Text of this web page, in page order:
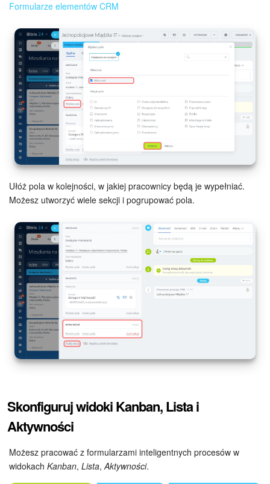
Formularze elementów CRM
Ułóż pola w kolejności, w jakiej pracownicy będą je wypełniać.
Możesz utworzyć wiele sekcji i pogrupować pola.
Skonfiguruj widoki Kanban, Lista i
Aktywności
Możesz pracować z formularzami inteligentnych procesów w
widokach Kanban, Lista, Aktywności.